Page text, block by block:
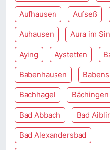
Aufhausen Aufseß
Auhausen Aura im
Aying Aystetten
Babenhausen
Bachhagel
Bad Abbach Bad
Bad Alexandersbad